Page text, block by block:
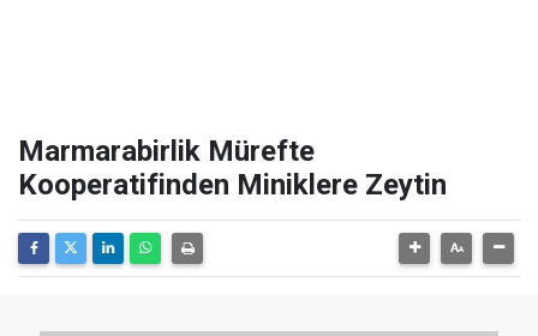
Marmarabirlik Mürefte
Kooperatifinden Miniklere Zeytin